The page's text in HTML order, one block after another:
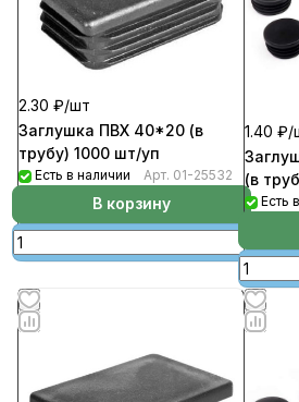
2.30 ₽/шт
Заглушка ПВХ 40*20 (в
трубу) 1000 шт/уп
Есть в наличии Арт. 01-25532
В корзину
1.40 ₽/
(в
Есть